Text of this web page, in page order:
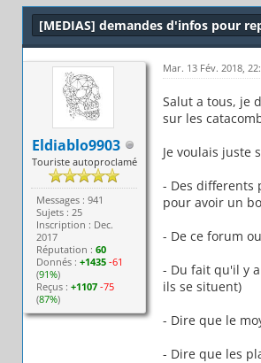
[MEDIAS] demandes d'infos pour
Eldiablo9903
Touriste autoproclamé
Messages : 941
Sujets : 25
Inscription : Dec.
2017
Réputation :60
Donnés :+1435 -61
(91%)
Reçus :+1107 -75
(87%)
Mar. 13 Fév. 2018,
Salut a tous, je
sur les
Je voulais juste
- Des differents
pour avoir un
- De ce forum
- Du fait qu'il y
ils se situent)
- Dire que le
- Dire que les